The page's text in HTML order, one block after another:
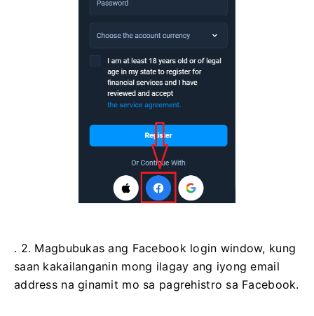
. 2. Magbubukas ang Facebook login window, kung
saan kakailanganin mong ilagay ang iyong email
address na ginamit mo sa pagrehistro sa Facebook.